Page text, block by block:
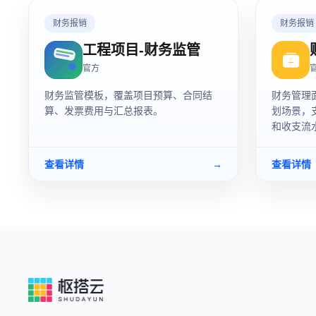
财务报销
工程项目-财务监管
官方
财务监管模板，覆盖项目预算、合同结
算、发票费用与汇总报表。
查看详情 →
财务报销
财务管理
划场景，
和收支流
查看详情